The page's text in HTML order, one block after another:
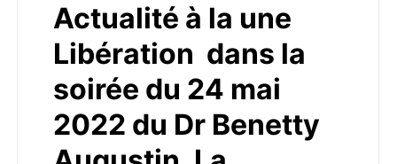
Actualité à la une
Libération dans la
soirée du 24 mai
2022 du Dr Benetty